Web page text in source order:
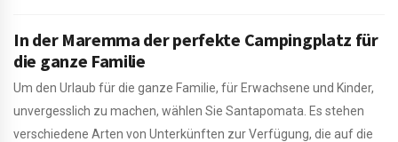
In der Maremma der perfekte Campingplatz für
die ganze Familie
Um den Urlaub für die ganze Familie, für Erwachsene und Kinder,
unvergesslich zu machen, wählen Sie Santapomata. Es stehen
verschiedene Arten von Unterkünften zur Verfügung, die auf die